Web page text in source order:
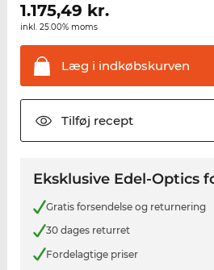
1.175,49 kr.
inkl. 25.00% moms
Læg i indkøbskurven
Tilføj recept
Eksklusive Edel-Optics
Gratis forsendelse og returnering
30 dages returret
Fordelagtige priser